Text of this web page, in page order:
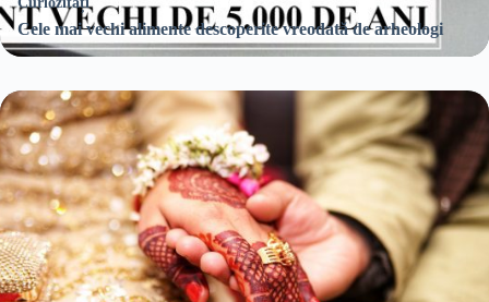
Cele mai vechi alimente descoperite vreodată de arheologi